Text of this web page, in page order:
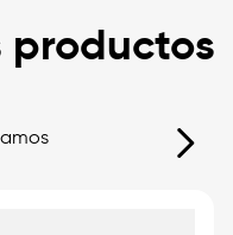
productos